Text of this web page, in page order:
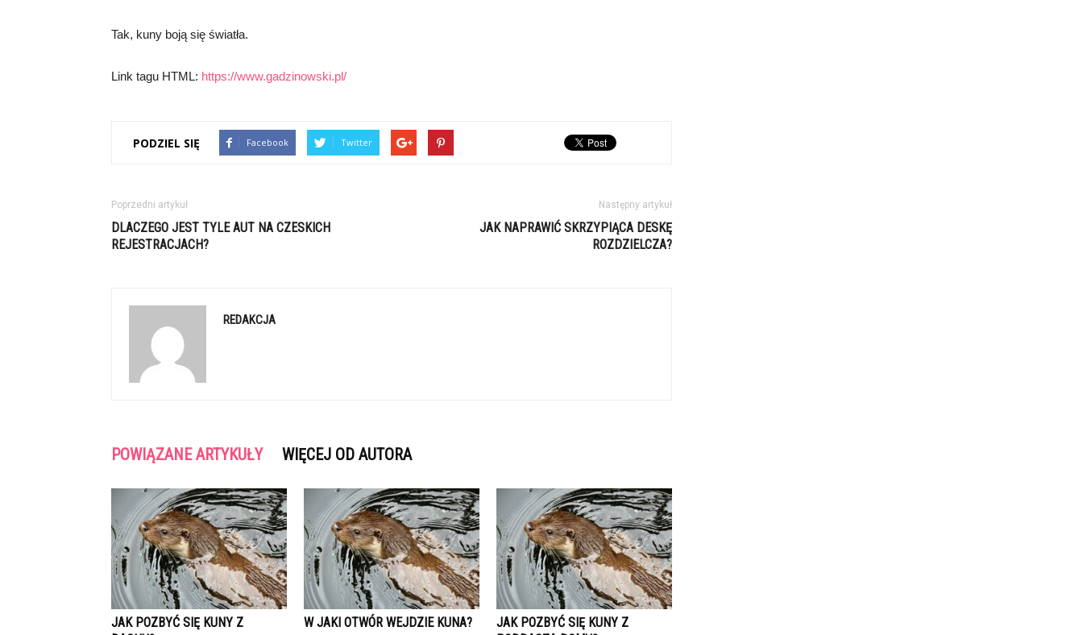
Tak, kuny boją się światła.
Link tagu HTML: https://www.gadzinowski.pl/
PODZIEL SIĘ Facebook Twitter
Poprzedni artykuł
DLACZEGO JEST TYLE AUT NA CZESKICH
REJESTRACJACH?
Następny artykuł
JAK NAPRAWIĆ SKRZYPIĄCA DESKĘ
ROZDZIELCZA?
REDAKCJA
POWIĄZANE ARTYKUŁY WIĘCEJ OD AUTORA
JAK POZBYĆ SIĘ KUNY Z
W JAKI OTWÓR WEJDZIE KUNA?
JAK POZBYĆ SIĘ KUNY Z